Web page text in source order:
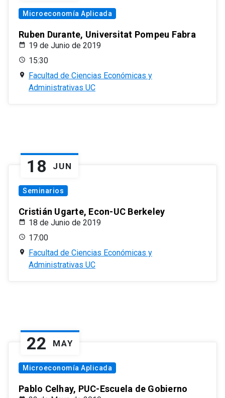
Microeconomía Aplicada
Ruben Durante, Universitat Pompeu Fabra
19 de Junio de 2019
15:30
Facultad de Ciencias Económicas y
Administrativas UC
18 JUN
Seminarios
Cristián Ugarte, Econ-UC Berkeley
18 de Junio de 2019
17:00
Facultad de Ciencias Económicas y
Administrativas UC
22 MAY
Microeconomía Aplicada
Pablo Celhay, PUC-Escuela de Gobierno